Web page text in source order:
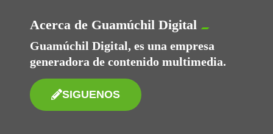
Acerca de Guamúchil Digital
Guamúchil Digital, es una empresa
generadora de contenido multimedia.
SIGUENOS